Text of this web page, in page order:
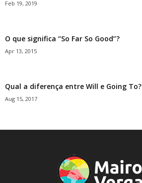
Feb 19, 2019
O que significa “So Far So Good”?
Apr 13, 2015
Qual a diferença entre Will e Going To?
Aug 15, 2017